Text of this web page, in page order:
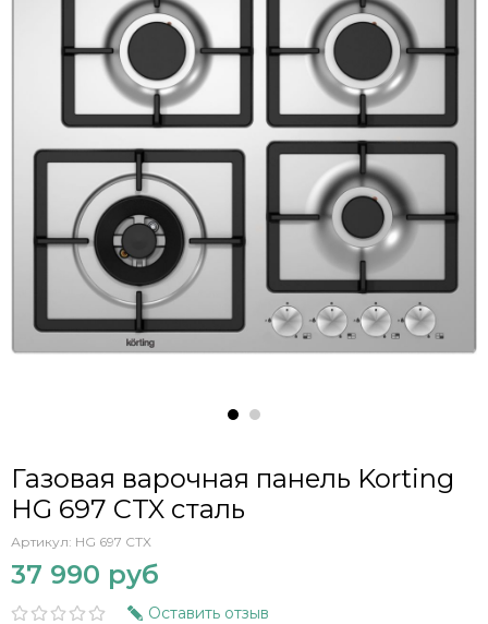
Газовая варочная панель Korting
HG 697 CTX сталь
Артикул: HG 697 CTX
37 990 руб
Оставить отзыв